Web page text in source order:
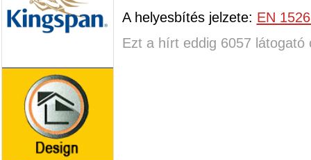
A helyesbítés jelzete: EN
Ezt a hírt eddig 6057 látogató